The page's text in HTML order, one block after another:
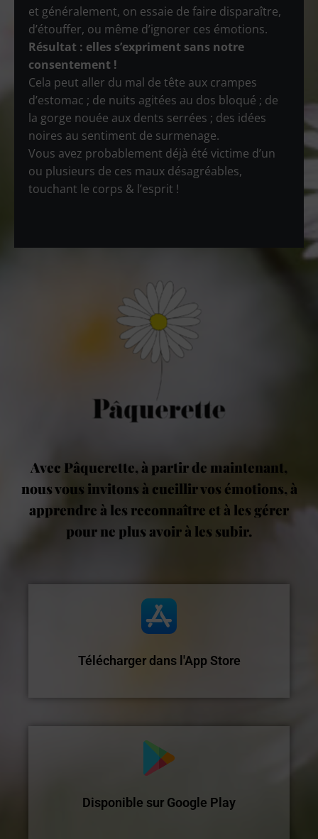
et généralement, on essaie de faire disparaître,
d’étouffer, ou même d’ignorer ces émotions.
Résultat : elles s’expriment sans notre
consentement !
Cela peut aller du mal de tête aux crampes
d’estomac ; de nuits agitées au dos bloqué ; de
la gorge nouée aux dents serrées ; des idées
noires au sentiment de surmenage.
Vous avez probablement déjà été victime d’un
ou plusieurs de ces maux désagréables,
touchant le corps & l’esprit !
Avec Pâquerette, à partir de maintenant,
nous vous invitons à cueillir vos émotions, à
apprendre à les reconnaître et à les gérer
pour ne plus avoir à les subir.
Télécharger dans l'App Store
Disponible sur Google Play